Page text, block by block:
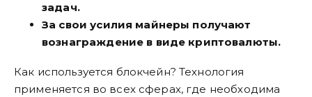
задач.
За свои усилия майнеры получают
вознаграждение в виде криптовалюты.
Как используется блокчейн? Технология
применяется во всех сферах, где необходима